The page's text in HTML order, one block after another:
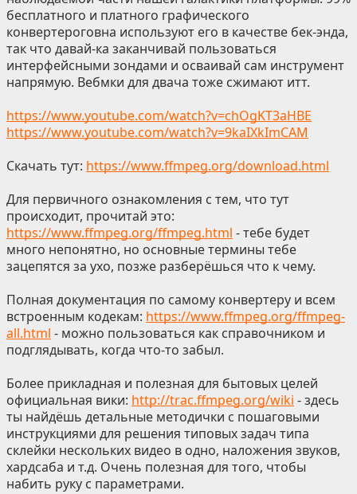
бесплатного и платного графического
конвертероговна используют его в качестве бек-энда,
так что давай-ка заканчивай пользоваться
интерфейсными зондами и осваивай сам инструмент
напрямую. Вебмки для двача тоже сжимают итт.
https://www.youtube.com/watch?v=chOgKT3aHBE
https://www.youtube.com/watch?v=9kaIXkImCAM
Скачать тут: https://www.ffmpeg.org/download.html
Для первичного ознакомления с тем, что тут
происходит, прочитай это:
https://www.ffmpeg.org/ffmpeg.html - тебе будет
много непонятно, но основные термины тебе
зацепятся за ухо, позже разберёшься что к чему.
Полная документация по самому конвертеру и всем
встроенным кодекам: https://www.ffmpeg.org/ffmpeg-
all.html - можно пользоваться как справочником и
подглядывать, когда что-то забыл.
Более прикладная и полезная для бытовых целей
официальная вики: http://trac.ffmpeg.org/wiki - здесь
ты найдёшь детальные методички с пошаговыми
инструкциями для решения типовых задач типа
склейки нескольких видео в одно, наложения звуков,
хардсаба и т.д. Очень полезная для того, чтобы
набить руку с параметрами.